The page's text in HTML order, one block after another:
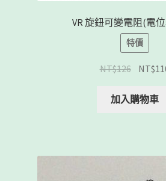
VR 旋鈕可變電阻(電
特價
NT$126 NT$
加入購物車